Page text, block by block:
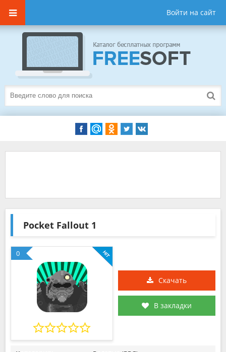
Войти на сайт
Pocket Fallout 1
0
Скачать
В закладки